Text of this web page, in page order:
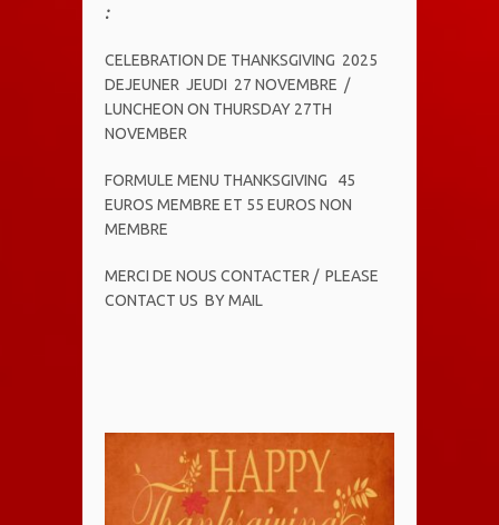
:
CELEBRATION DE THANKSGIVING 2025
DEJEUNER JEUDI 27 NOVEMBRE /
LUNCHEON ON THURSDAY 27TH
NOVEMBER
FORMULE MENU THANKSGIVING 45
EUROS MEMBRE ET 55 EUROS NON
MEMBRE
MERCI DE NOUS CONTACTER / PLEASE
CONTACT US BY MAIL